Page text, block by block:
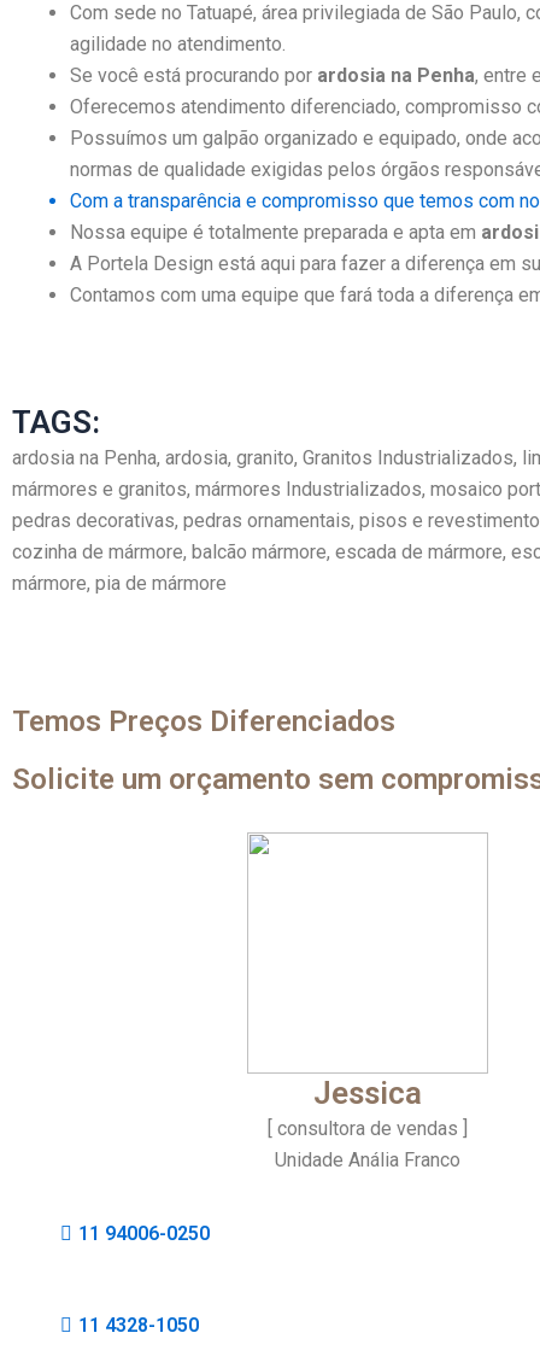
Com sede no Tatuapé, área privilegiada de São
agilidade no atendimento.
Se você está procurando por ardosia na Penha, entre
Oferecemos atendimento diferenciado, compromisso
Possuímos um galpão organizado e equipado, onde
normas de qualidade exigidas pelos órgãos
Com a transparência e compromisso que temos com
Nossa equipe é totalmente preparada e apta em
A Portela Design está aqui para fazer a diferença em
Contamos com uma equipe que fará toda a diferença
TAGS:
ardosia na Penha, ardosia, granito, Granitos Industrializados,
mármores e granitos, mármores Industrializados, mosaico
pedras decorativas, pedras ornamentais, pisos e
cozinha de mármore, balcão mármore, escada de mármore,
mármore, pia de mármore
Temos Preços Diferenciados
Solicite um orçamento sem
Jessica
[ consultora de vendas ]
Unidade Anália Franco
11 94006-0250
11 4328-1050